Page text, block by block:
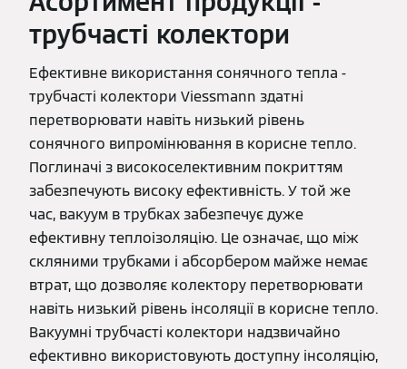
трубчасті колектори
Ефективне використання сонячного тепла -
трубчасті колектори Viessmann здатні
перетворювати навіть низький рівень
сонячного випромінювання в корисне тепло.
Поглиначі з високоселективним покриттям
забезпечують високу ефективність. У той же
час, вакуум в трубках забезпечує дуже
ефективну теплоізоляцію. Це означає, що між
скляними трубками і абсорбером майже немає
втрат, що дозволяє колектору перетворювати
навіть низький рівень інсоляції в корисне тепло.
Вакуумні трубчасті колектори надзвичайно
ефективно використовують доступну інсоляцію,